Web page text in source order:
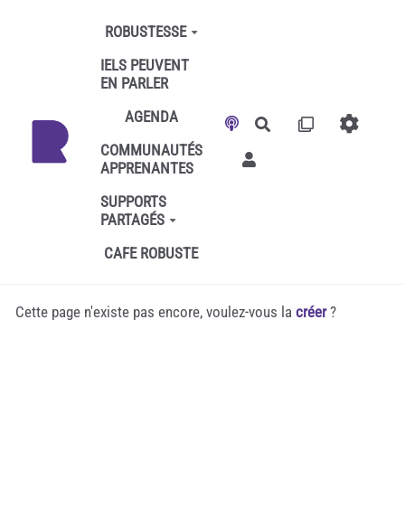
Aller au contenu principal
ROBUSTESSE
IELS PEUVENT
EN PARLER
AGENDA
COMMUNAUTÉS
APPRENANTES
SUPPORTS
PARTAGÉS
CAFE ROBUSTE
Rechercher
Cette page n'existe pas encore, voulez-vous la créer?